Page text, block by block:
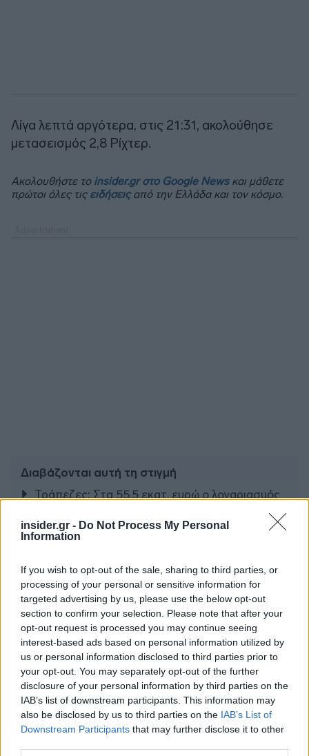
insider.gr - Do Not Process My Personal
Information
If you wish to opt-out of the sale, sharing to third parties, or
processing of your personal or sensitive information for
targeted advertising by us, please use the below opt-out
section to confirm your selection. Please note that after your
opt-out request is processed you may continue seeing
interest-based ads based on personal information utilized by
us or personal information disclosed to third parties prior to
your opt-out. You may separately opt-out of the further
disclosure of your personal information by third parties on the
IAB’s list of downstream participants. This information may
also be disclosed by us to third parties on the IAB’s List of
Downstream Participants that may further disclose it to other
Λίγα λεπτά αργότερα, στις 21:31, ακολούθησε
μετασεισμός 2,8 Ρίχτερ.
Ακολουθήστε το insider.gr στο Google Newsκαι μάθετε
πρώτοι όλες τις ειδήσειςαπό την Ελλάδα και τον κόσμο.
Διαβάζονται αυτή τη στιγμή
Τράπεζες: Στα 55,5 εκατ. ευρώ ο λογαριασμός
Νέο Χωροταξικό Τουρισμού: Οι νέες «κόκκινες
Τα ανοιχτά μέτωπα για την ενίσχυση της
ελληνικής βιομηχανίας
TAGS: Σεισμός